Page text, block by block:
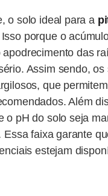
o solo ideal para a
porque o
apodrecimento das
Assim sendo, os
que
Além
o pH do solo seja
Essa faixa garante
estejam